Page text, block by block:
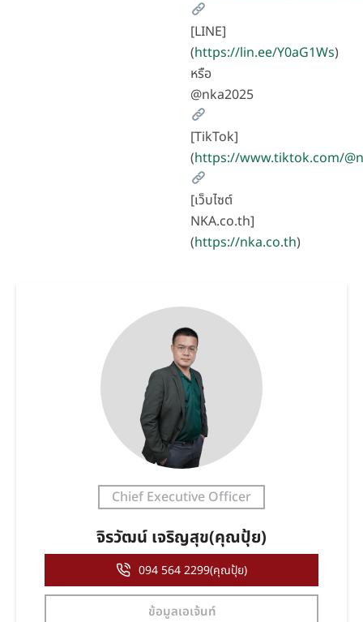
[LINE]
(https://lin.ee/Y0aG1Ws)
หรือ
@nka2025
[TikTok]
(https://www.tiktok.com/
[เว็บไซต์
NKA.co.th]
(https://nka.co.th)
Chief Executive Officer
จิรวัฒน์ เจริญสุข(คุณปุ้ย)
094 564 2299(คุณปุ้ย)
ข้อมูลเอเจ้นท์